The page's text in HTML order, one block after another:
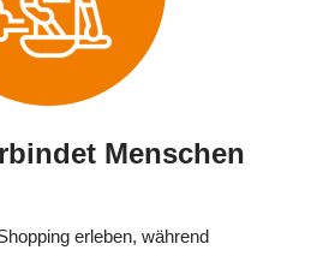
Menschen
erleben, während